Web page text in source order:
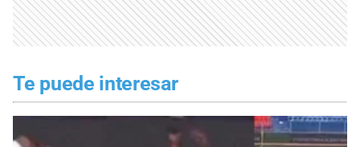
Te puede interesar